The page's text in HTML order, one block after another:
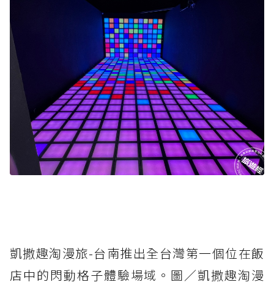
凱撒趣淘漫旅-台南推出全台灣第一個位在飯
店中的閃動格子體驗場域。圖／凱撒趣淘漫